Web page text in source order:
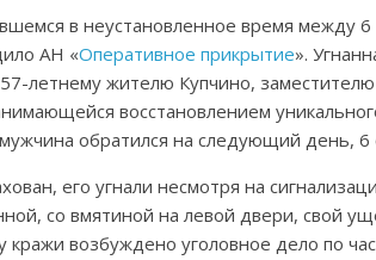
в неустановленное время между
АН «Оперативное прикрытие».
летнему жителю Купчино,
восстановлением
обратился на следующий день, 6
его угнали несмотря на
со вмятиной на левой двери, свой
кражи возбуждено уголовное дело по